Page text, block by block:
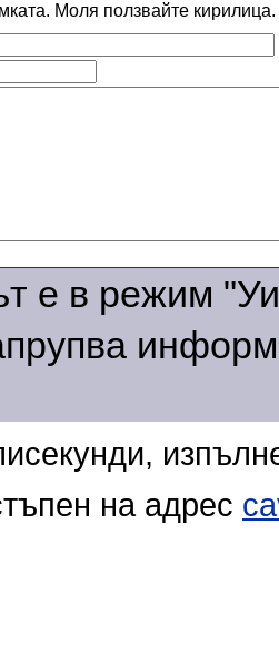
Моля ползвайте кирилица.
е в режим
на адрес